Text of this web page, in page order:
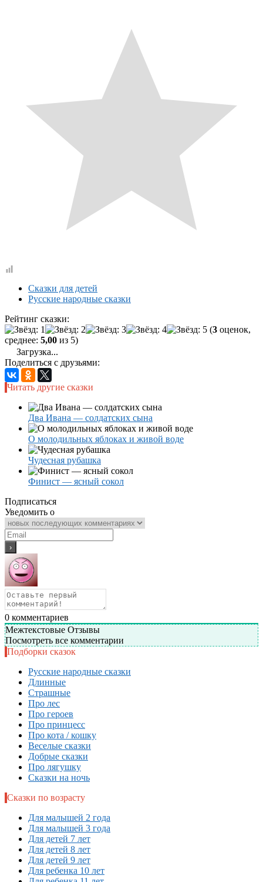
Сказки для детей
Русские народные сказки
Рейтинг сказки:
(3 оценок,
среднее: 5,00 из 5)
Загрузка...
Поделиться с друзьями:
Читать другие сказки
Два Ивана — солдатских сына
О молодильных яблоках и живой воде
Чудесная рубашка
Финист — ясный сокол
Подписаться
Уведомить о
0 комментариев
Межтекстовые Отзывы
Посмотреть все комментарии
Подборки сказок
Русские народные сказки
Длинные
Страшные
Про лес
Про героев
Про принцесс
Про кота / кошку
Веселые сказки
Добрые сказки
Про лягушку
Сказки на ночь
Сказки по возрасту
Для малышей 2 года
Для малышей 3 года
Для детей 7 лет
Для детей 8 лет
Для детей 9 лет
Для ребенка 10 лет